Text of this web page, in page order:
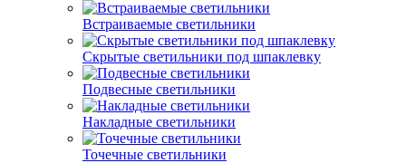
Встраиваемые светильники
Скрытые светильники под шпаклевку
Подвесные светильники
Накладные светильники
Точечные светильники